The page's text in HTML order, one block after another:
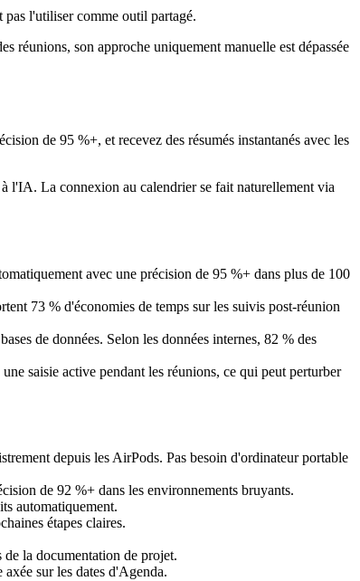
pas l'utiliser comme outil partagé.
réunions, son approche uniquement manuelle est dépassée
de 95 %+, et recevez des résumés instantanés avec les
l'IA. La connexion au calendrier se fait naturellement via
avec une précision de 95 %+ dans plus de 100
73 % d'économies de temps sur les suivis post-réunion
de données. Selon les données internes, 82 % des
saisie active pendant les réunions, ce qui peut perturber
depuis les AirPods. Pas besoin d'ordinateur portable
de 92 %+ dans les environnements bruyants.
automatiquement.
étapes claires.
de la documentation de projet.
sur les dates d'Agenda.